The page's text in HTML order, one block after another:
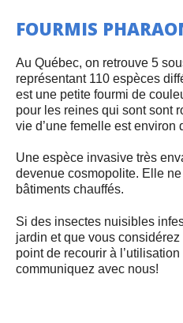
FOURMIS
Au Québec, on retrouve 5
représentant 110 espèces
est une petite fourmi de
pour les reines qui sont sont
vie d’une femelle est environ
Une espèce invasive très
devenue cosmopolite. Elle ne
bâtiments chauffés.
Si des insectes nuisibles
jardin et que vous
point de recourir à
communiquez avec nous!